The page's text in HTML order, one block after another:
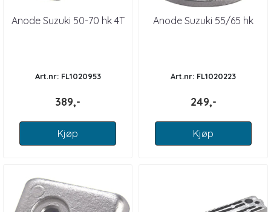
Anode Suzuki 50-70 hk 4T
Art.nr: FL1020953
389,-
Kjøp
Anode Suzuki 55/65 hk
Art.nr: FL1020223
249,-
Kjøp